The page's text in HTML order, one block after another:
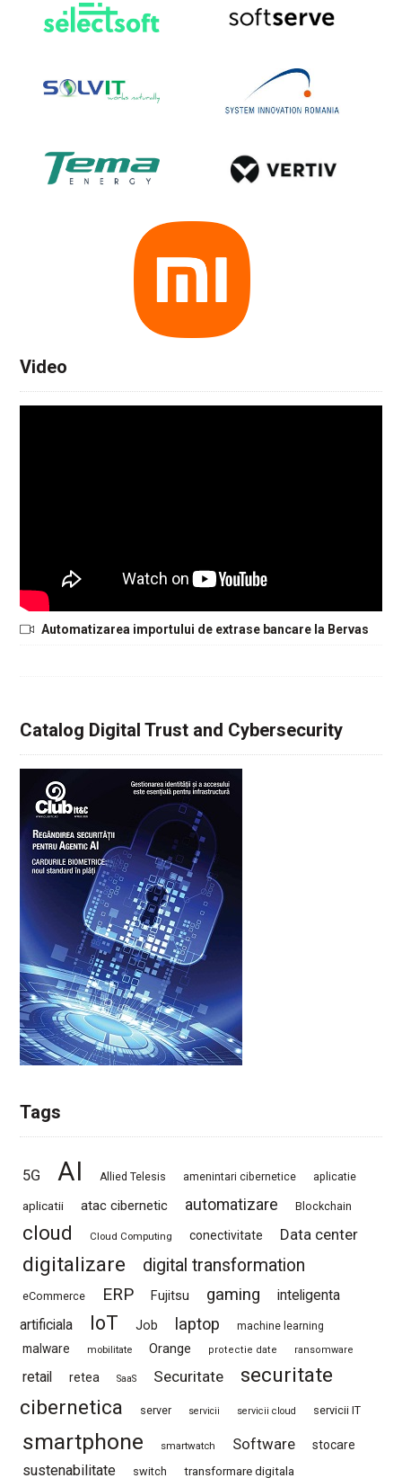
Video
Automatizarea importului de extrase bancare la Bervas
Catalog Digital Trust and Cybersecurity
Tags
5G AI Allied Telesis amenintari cibernetice aplicatie
aplicatii atac cibernetic automatizare Blockchain
cloud Cloud Computing conectivitate Data center
digitalizare digital transformation
eCommerce ERP Fujitsu gaming
inteligenta
artificiala
IoT Job laptop machine learning
malware mobilitate Orange protectie date ransomware
retail retea SaaS Securitate
securitate
cibernetica
server servicii servicii cloud servicii IT
smartphone smartwatch Software stocare
sustenabilitate switch transformare digitala